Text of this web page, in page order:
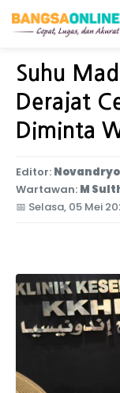
Home
Suhu
Derajat
Diminta
Editor: Novandryo
Wartawan: M
📅 Selasa, 05 Mei